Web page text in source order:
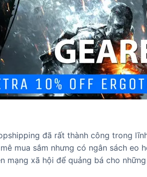
đã rất thành công trong
mua sắm nhưng có ngân sách
mạng xã hội để quảng bá cho